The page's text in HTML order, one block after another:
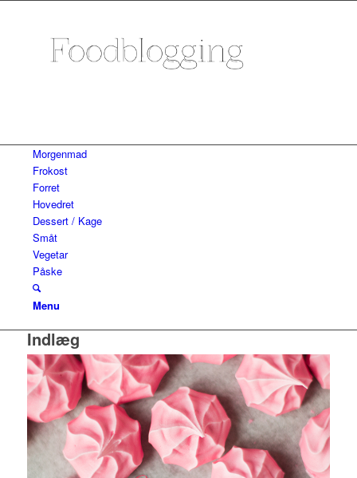
Morgenmad
Frokost
Forret
Hovedret
Dessert / Kage
Småt
Vegetar
Påske
Menu
Indlæg